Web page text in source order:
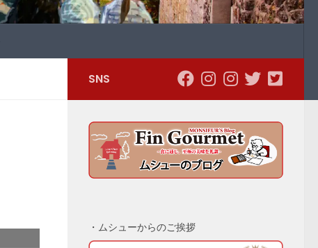
SNS
・ムシューからのご挨拶